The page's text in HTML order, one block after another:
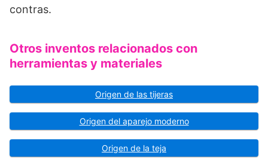
contras.
Otros inventos relacionados con
herramientas y materiales
Origen de las tijeras
Origen del aparejo moderno
Origen de la teja